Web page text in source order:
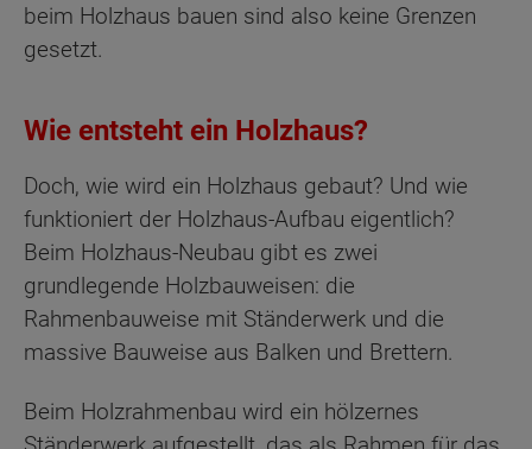
beim Holzhaus bauen sind also keine Grenzen
gesetzt.
Wie entsteht ein Holzhaus?
Doch, wie wird ein Holzhaus gebaut? Und wie
funktioniert der Holzhaus-Aufbau eigentlich?
Beim Holzhaus-Neubau gibt es zwei
grundlegende Holzbauweisen: die
Rahmenbauweise mit Ständerwerk und die
massive Bauweise aus Balken und Brettern.
Beim Holzrahmenbau wird ein hölzernes